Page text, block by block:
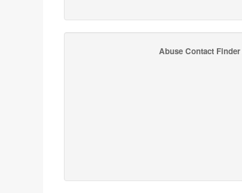
Abuse Contact Finder